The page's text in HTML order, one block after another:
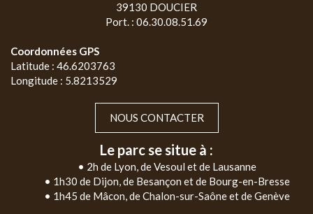
39130 DOUCIER
Port. : 06.30.08.51.69
Coordonnées GPS
Latitude : 46.6203763
Longitude : 5.8213529
NOUS CONTACTER
Le parc se situe à :
• 2h de Lyon, de Vesoul et de Lausanne
• 1h30 de Dijon, de Besançon et de Bourg-en-Bresse
• 1h45 de Mâcon, de Chalon-sur-Saône et de Genève